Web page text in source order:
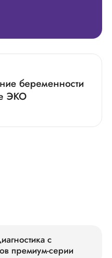
беременности
ЭКО
с
премиум-серии